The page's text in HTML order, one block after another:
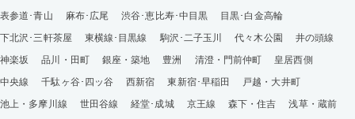
表参道･青山 麻布･広尾 渋谷･恵比寿･中目黒
目黒･白金高輪
下北沢･三軒茶屋
東横線･目黒線 駒沢･二子玉川 代々木公園
井の頭線
神楽坂
品川・田町 銀座・築地 豊洲 清澄・門前仲町
皇居西側
中央線
千駄ヶ谷･四ッ谷 西新宿 東新宿･早稲田
戸越・大井町
池上・多摩川線
世田谷線 経堂･成城 京王線 森下・住吉
浅草・蔵前